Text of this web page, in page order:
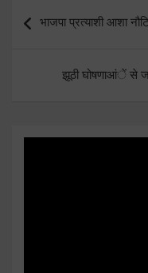
navigation
भाजपा प्रत्याशी आशा
झूठी घोषणाआंें से